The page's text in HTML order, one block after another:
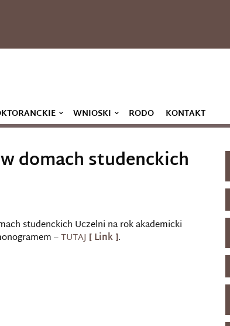
WNIOSKI RODO KONTAKT
domach studenckich
studenckich Uczelni na rok akademicki
–TUTAJ .